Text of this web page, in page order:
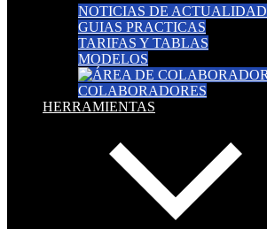
NOTICIAS DE ACTUALIDAD
GUIAS PRACTICAS
TARIFAS Y TABLAS
MODELOS
COLABORADORES
HERRAMIENTAS